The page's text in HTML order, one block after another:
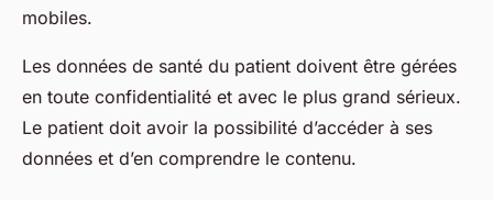
mobiles.
Les données de santé du patient doivent être gérées
en toute confidentialité et avec le plus grand sérieux.
Le patient doit avoir la possibilité d’accéder à ses
données et d’en comprendre le contenu.